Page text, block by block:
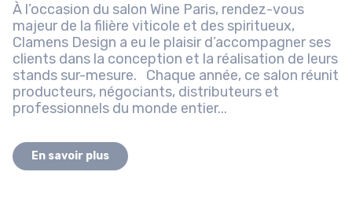
À l’occasion du salon Wine Paris, rendez-vous
majeur de la filière viticole et des spiritueux,
Clamens Design a eu le plaisir d’accompagner ses
clients dans la conception et la réalisation de leurs
stands sur-mesure. Chaque année, ce salon réunit
producteurs, négociants, distributeurs et
professionnels du monde entier...
En savoir plus